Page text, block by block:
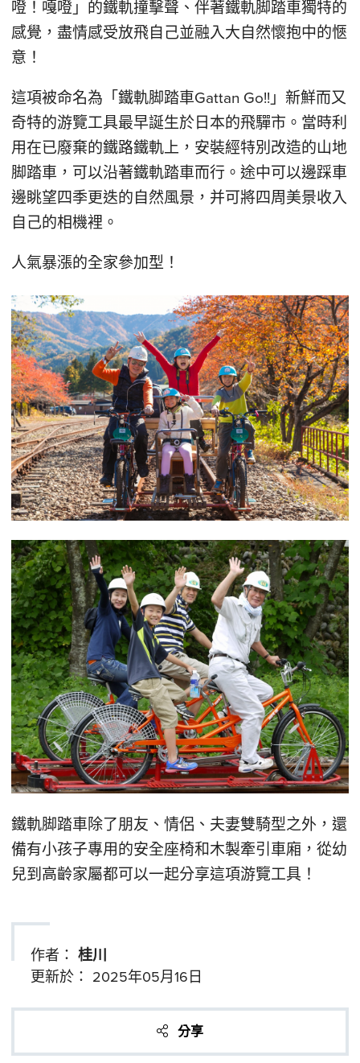
噔！嘎噔」的鐵軌撞擊聲、伴著鐵軌脚踏車獨特的
感覺，盡情感受放飛自己並融入大自然懷抱中的愜
意！
這項被命名為「鐵軌脚踏車Gattan Go!!」新鮮而又
奇特的游覽工具最早誕生於日本的飛驒市。當時利
用在已廢棄的鐵路鐵軌上，安裝經特別改造的山地
脚踏車，可以沿著鐵軌踏車而行。途中可以邊踩車
邊眺望四季更迭的自然風景，并可將四周美景收入
自己的相機裡。
人氣暴漲的全家參加型！
鐵軌脚踏車除了朋友、情侶、夫妻雙騎型之外，還
備有小孩子專用的安全座椅和木製牽引車廂，從幼
兒到高齡家屬都可以一起分享這項游覽工具！
作者： 桂川
更新於： 2025年05月16日
分享